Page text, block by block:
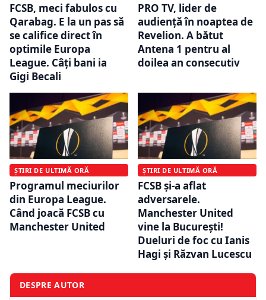
FCSB, meci fabulos cu
Qarabag. E la un pas să
se califice direct în
optimile Europa
League. Câți bani ia
Gigi Becali
PRO TV, lider de
audiență în noaptea de
Revelion. A bătut
Antena 1 pentru al
doilea an consecutiv
ȘTIRI DE ULTIMĂ ORĂ
Programul meciurilor
din Europa League.
Când joacă FCSB cu
Manchester United
ȘTIRI DE ULTIMĂ ORĂ
FCSB și-a aflat
adversarele.
Manchester United
vine la București!
Dueluri de foc cu Ianis
Hagi și Răzvan Lucescu
DESPRE AUTOR